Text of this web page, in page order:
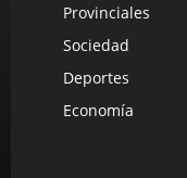
Provinciales
Sociedad
Deportes
Economía